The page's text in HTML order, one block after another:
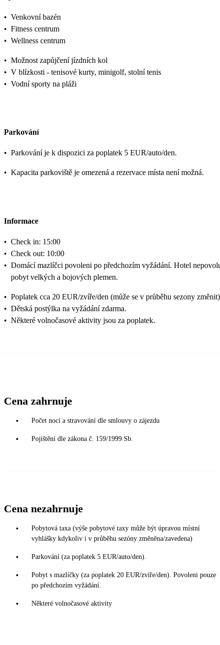
• Venkovní bazén
• Fitness centrum
• Wellness centrum
• Možnost zapůjčení jízdních kol
• V blízkosti - tenisové kurty, minigolf, stolní tenis
• Vodní sporty na pláži
Parkování
• Parkování je k dispozici za poplatek 5 EUR/auto/den.
• Kapacita parkoviště je omezená a rezervace místa není možná.
Informace
• Check in: 15:00
• Check out: 10:00
• Domácí mazlíčci povoleni po předchozím vyžádání. Hotel
pobyt velkých a bojových plemen.
• Poplatek cca 20 EUR/zvíře/den (může se v průběhu sezony změnit)
• Dětská postýlka na vyžádání zdarma.
• Některé volnočasové aktivity jsou za poplatek.
Cena zahrnuje
Počet nocí a stravování dle smlouvy o zájezdu
Pojištění dle zákona č. 159/1999 Sb.
Cena nezahrnuje
Pobytová taxa (výše pobytové taxy může být úpravou místní
vyhlášky kdykoliv i v průběhu sezóny změněna/zavedena)
Parkování (za poplatek 5 EUR/auto/den).
Pobyt s mazlíčky (za poplatek 20 EUR/zvíře/den). Povoleni pouze
po předchozím vyžádání.
Některé volnočasové aktivity